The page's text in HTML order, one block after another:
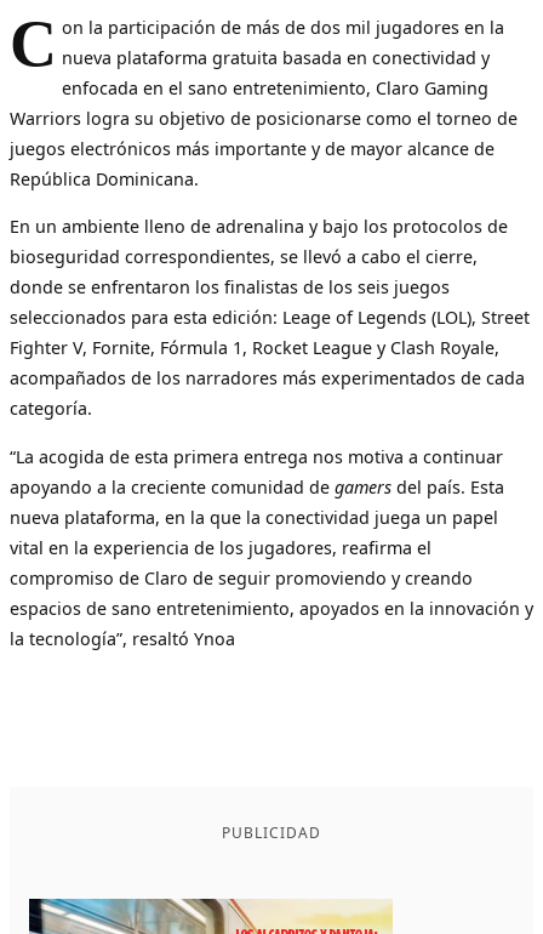
C on la participación de más de dos mil jugadores en la
nueva plataforma gratuita basada en conectividad y
enfocada en el sano entretenimiento, Claro Gaming
Warriors logra su objetivo de posicionarse como el torneo de
juegos electrónicos más importante y de mayor alcance de
República Dominicana.
En un ambiente lleno de adrenalina y bajo los protocolos de
bioseguridad correspondientes, se llevó a cabo el cierre,
donde se enfrentaron los finalistas de los seis juegos
seleccionados para esta edición: Leage of Legends (LOL), Street
Fighter V, Fornite, Fórmula 1, Rocket League y Clash Royale,
acompañados de los narradores más experimentados de cada
categoría.
“La acogida de esta primera entrega nos motiva a continuar
apoyando a la creciente comunidad de gamers del país. Esta
nueva plataforma, en la que la conectividad juega un papel
vital en la experiencia de los jugadores, reafirma el
compromiso de Claro de seguir promoviendo y creando
espacios de sano entretenimiento, apoyados en la innovación y
la tecnología”, resaltó Ynoa
PUBLICIDAD